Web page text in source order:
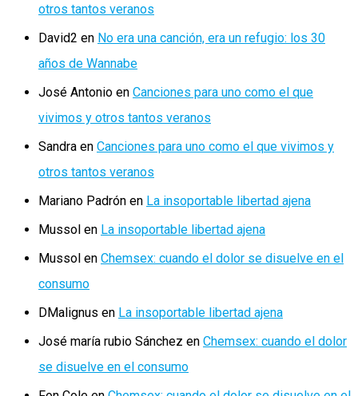
otros tantos veranos
David2 en No era una canción, era un refugio: los 30
años de Wannabe
José Antonio en Canciones para uno como el que
vivimos y otros tantos veranos
Sandra en Canciones para uno como el que vivimos y
otros tantos veranos
Mariano Padrón en La insoportable libertad ajena
Mussol en La insoportable libertad ajena
Mussol en Chemsex: cuando el dolor se disuelve en el
consumo
DMalignus en La insoportable libertad ajena
José maría rubio Sánchez en Chemsex: cuando el dolor
se disuelve en el consumo